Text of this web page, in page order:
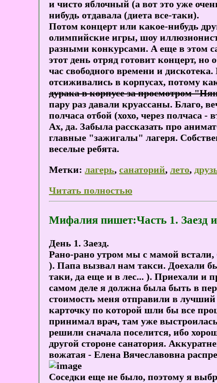
и чисто яблочный (а вот это уже
нибудь отдавала (диета все-таки).
Потом концерт или какое-нибудь
олимпийские игры, шоу
разными конкурсами. А еще в этом
этот день отряд готовит концерт,
час свободного времени и
отсиживались в корпусах, потому
дурака в корпусе за просмотром
пару раз давали круассаны. Благо,
полчаса отбой (хохо, через полчаса
Ах, да. Забыла рассказать про
главные "зажигалы" лагеря.
веселые ребята.
Метки: лагерь, санаторий, лето,
Читать полностью
Мифалия пишет:Часть 1. Заезд
День 1. Заезд.
Рано-рано утром мы с мамой встали,
). Папа вызвал нам такси. Доехали
таки, да еще и в лес... ). Приехали и
самом деле я должна была быть в
стоимость меня отправили в лучший
карточку по которой шли бы все
принимал врач, там уже
решили сначала поселится, ибо
другой стороне санатория.
вожатая - Елена Вячеславовна
Соседки еще не было, поэтому я